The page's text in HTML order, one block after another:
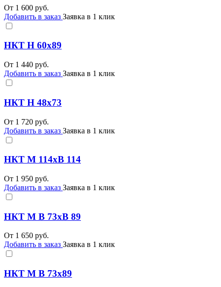
От 1 600 руб.
Добавить в заказ Заявка в 1 клик
НКТ Н 60х89
От 1 440 руб.
Добавить в заказ Заявка в 1 клик
НКТ Н 48х73
От 1 720 руб.
Добавить в заказ Заявка в 1 клик
НКТ М 114хВ 114
От 1 950 руб.
Добавить в заказ Заявка в 1 клик
НКТ М В 73хВ 89
От 1 650 руб.
Добавить в заказ Заявка в 1 клик
НКТ М В 73х89